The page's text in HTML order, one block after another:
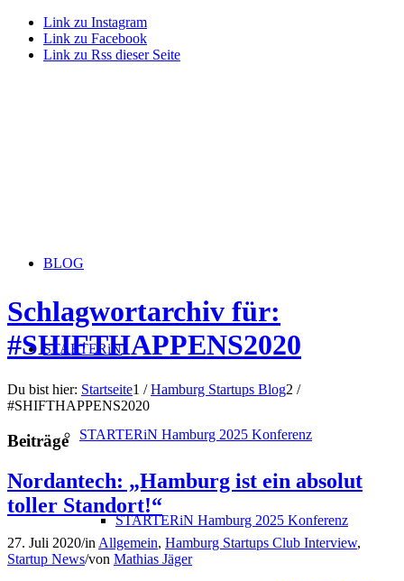
Link zu Instagram
Link zu Facebook
Link zu Rss dieser Seite
BLOG
STARTERiN
STARTERiN Hamburg 2025 Konferenz
STARTERiN Hamburg 2025 Konferenz
Schlagwortarchiv für:
#SHIFTHAPPENS2020
Du bist hier: Startseite1 / Hamburg Startups Blog2 /
#SHIFTHAPPENS2020
Beiträge
Nordantech: „Hamburg ist ein absolut
toller Standort!“
27. Juli 2020/inAllgemein, Hamburg Startups Club Interview,
Startup News/von Mathias Jäger